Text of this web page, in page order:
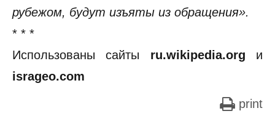
рубежом, будут изъяты из обращения».
* * *
Использованы сайты ru.wikipedia.org и
isrageo.com
print